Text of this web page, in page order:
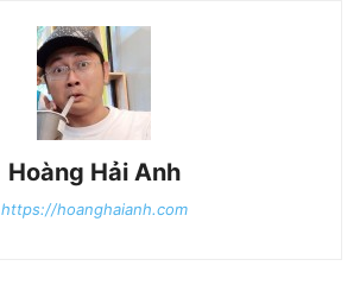
Hoàng Hải Anh
https://hoanghaianh.com